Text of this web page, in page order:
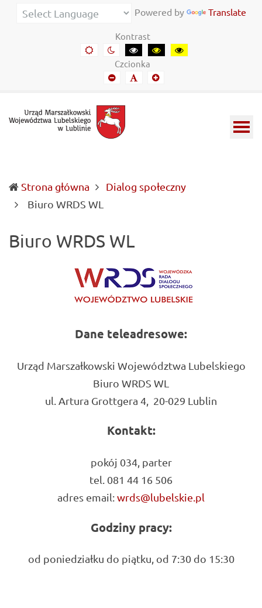
Urząd
Informacje
Lubelszczyźnie
Powered by Translate
Kontrast
Domyślny
kontrast
Kontrast
nocny
Kontrast
czarny-
biały
Kontrast
czarny-
Kontrast
żółto-
Czcionka
Mniejszy
font
Domyślny
font
Mniejszy
Strona główna
Dialog społeczny
Biuro WRDS WL
Biuro WRDS WL
Dane teleadresowe:
Urząd Marszałkowski Województwa Lubelskiego
Biuro WRDS WL
ul. Artura Grottgera 4, 20-029 Lublin
Kontakt:
pokój 034, parter
tel. 081 44 16 506
adres email:wrds@lubelskie.pl
Godziny pracy:
od poniedziałku do piątku, od 7:30 do 15:30